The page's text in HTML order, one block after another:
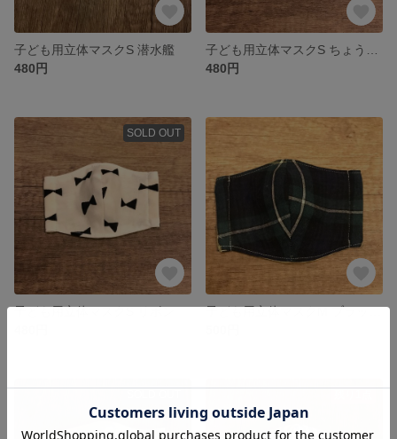
子ども用立体マスクS 潜水艦
480円
480円
SOLD OUT
子ども用立体マスクS リボン
子ども用立体マスクM ブラックウォッチ